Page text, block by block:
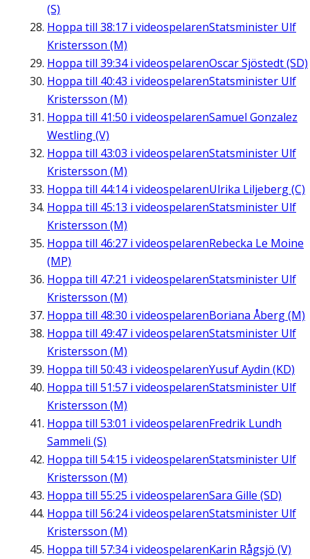
(S)
Hoppa till 38:17 i videospelarenStatsminister Ulf
Kristersson (M)
Hoppa till 39:34i videospelarenOscar Sjöstedt (SD)
Hoppa till 40:43 i videospelarenStatsminister Ulf
Kristersson (M)
Hoppa till 41:50 i videospelarenSamuel Gonzalez
Westling (V)
Hoppa till 43:03 i videospelarenStatsminister Ulf
Kristersson (M)
Hoppa till 44:14i videospelarenUlrika Liljeberg (C)
Hoppa till 45:13 i videospelarenStatsminister Ulf
Kristersson (M)
Hoppa till 46:27 i videospelarenRebecka Le Moine
(MP)
Hoppa till 47:21 i videospelarenStatsminister Ulf
Kristersson (M)
Hoppa till 48:30 i videospelarenBoriana Åberg (M)
Hoppa till 49:47 i videospelarenStatsminister Ulf
Kristersson (M)
Hoppa till 50:43 i videospelarenYusuf Aydin (KD)
Hoppa till 51:57 i videospelarenStatsminister Ulf
Kristersson (M)
Hoppa till 53:01 i videospelarenFredrik Lundh
Sammeli (S)
Hoppa till 54:15 i videospelarenStatsminister Ulf
Kristersson (M)
Hoppa till 55:25 i videospelarenSara Gille (SD)
Hoppa till 56:24i videospelarenStatsminister Ulf
Kristersson (M)
Hoppa till 57:34i videospelarenKarin Rågsjö (V)